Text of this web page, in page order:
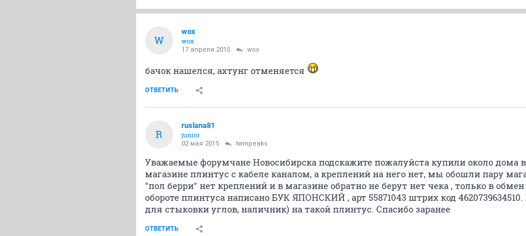
W
wox
wox
17 апреля 2015 wox
бачок нашелся, ахтунг отменяется
ОТВЕТИТЬ
R
ruslana81
junior
02 мая 2015 twinpeaks
Уважаемые форумчане Новосибирска подскажите пожалуйста купили около дома
магазине плинтус с кабеле каналом, а креплений на него нет, мы обошли пару
"пол берри" нет креплений и в магазине обратно не берут нет чека , только в
обороте плинтуса написано БУК ЯПОНСКИЙ , арт 55871043 штрих код
для стыковки углов, наличник) на такой плинтус. Спасибо заранее
ОТВЕТИТЬ